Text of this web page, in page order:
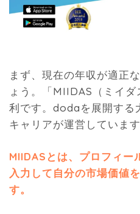
まず、現在の年収が適正
ょう。「MIIDAS（ミイ
利です。dodaを展開する
キャリアが運営しています
MIIDASとは、プロフィー
入力して自分の市場価値
す。